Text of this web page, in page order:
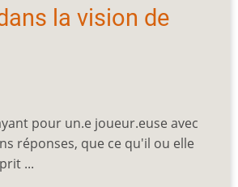
la vision de
pour un.e joueur.euse avec
réponses, que ce qu'il ou elle
...